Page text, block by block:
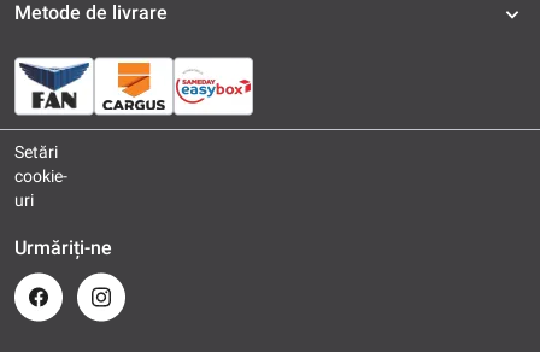
Metode de livrare
Setări
cookie-
uri
Urmăriți-ne